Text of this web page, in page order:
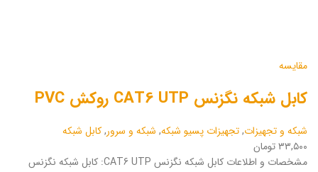
مقایسه
کابل شبکه نگزنس CAT6 UTP روکش PVC
شبکه و تجهیزات,تجهیزات پسیو شبکه, شبکه و سرور,کابل شبکه
۳۳,۵۰۰ تومان
مشخصات و اطلاعات کابل شبکه نگزنس CAT6 UTP: کابل شبکه نگزنس